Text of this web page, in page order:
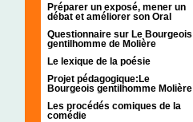
Préparer un exposé, mener un
débat et améliorer son Oral
Questionnaire sur Le Bourgeois
gentilhomme de Molière
Le lexique de la poésie
Projet pédagogique:Le
Bourgeois gentilhomme Molière
Les procédés comiques de la
comédie